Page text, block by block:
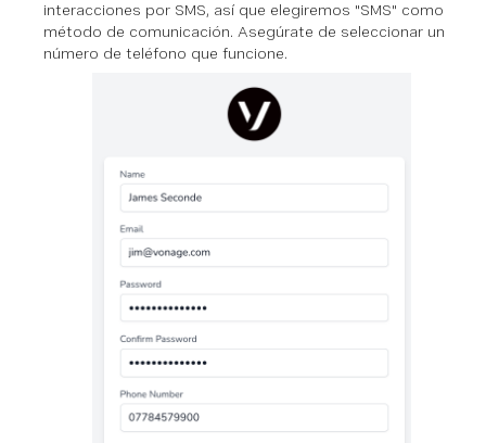
interacciones por SMS, así que elegiremos "SMS" como
método de comunicación. Asegúrate de seleccionar un
número de teléfono que funcione.